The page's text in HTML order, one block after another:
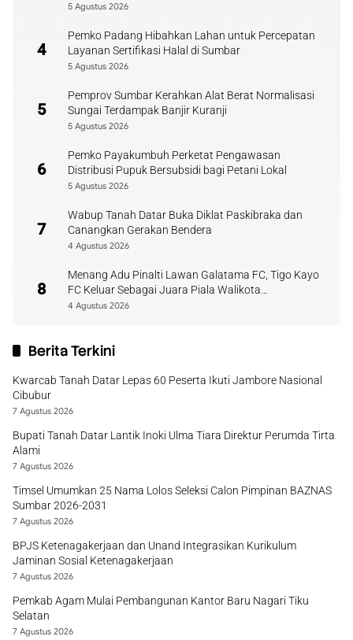
5 Agustus 2026
4
Pemko Padang Hibahkan Lahan untuk Percepatan
Layanan Sertifikasi Halal di Sumbar
5 Agustus 2026
5
Pemprov Sumbar Kerahkan Alat Berat Normalisasi
Sungai Terdampak Banjir Kuranji
5 Agustus 2026
6
Pemko Payakumbuh Perketat Pengawasan
Distribusi Pupuk Bersubsidi bagi Petani Lokal
5 Agustus 2026
7
Wabup Tanah Datar Buka Diklat Paskibraka dan
Canangkan Gerakan Bendera
4 Agustus 2026
8
Menang Adu Pinalti Lawan Galatama FC, Tigo Kayo
FC Keluar Sebagai Juara Piala Walikota
Payakumbuh
4 Agustus 2026
Berita Terkini
Kwarcab Tanah Datar Lepas 60 Peserta Ikuti Jambore Nasional
Cibubur
7 Agustus 2026
Bupati Tanah Datar Lantik Inoki Ulma Tiara Direktur Perumda Tirta
Alami
7 Agustus 2026
Timsel Umumkan 25 Nama Lolos Seleksi Calon Pimpinan BAZNAS
Sumbar 2026-2031
7 Agustus 2026
BPJS Ketenagakerjaan dan Unand Integrasikan Kurikulum
Jaminan Sosial Ketenagakerjaan
7 Agustus 2026
Pemkab Agam Mulai Pembangunan Kantor Baru Nagari Tiku
Selatan
7 Agustus 2026